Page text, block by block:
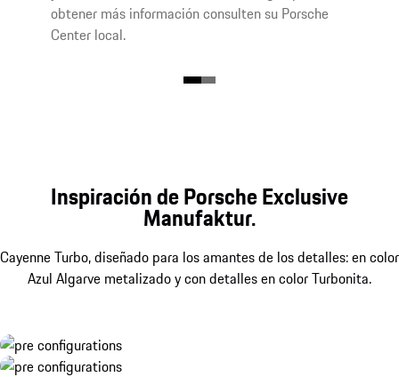
obtener más información consulten su Porsche
Center local.
Inspiración de Porsche Exclusive
Manufaktur.
Cayenne Turbo, diseñado para los amantes de los detalles: en color
Azul Algarve metalizado y con detalles en color Turbonita.